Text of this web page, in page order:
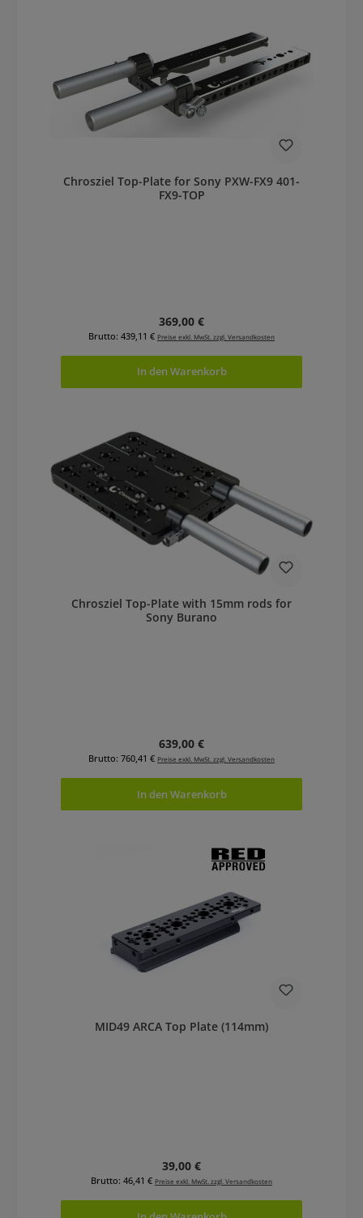
Chrosziel Top-Plate for Sony PXW-FX9 401-
FX9-TOP
Regulärer Preis:
369,00 €
Brutto: 439,11 € Preise exkl. MwSt. zzgl. Versandkosten
In den Warenkorb
Chrosziel Top-Plate with 15mm rods for
Sony Burano
Regulärer Preis:
639,00 €
Brutto: 760,41 € Preise exkl. MwSt. zzgl. Versandkosten
In den Warenkorb
MID49 ARCA Top Plate (114mm)
Regulärer Preis:
39,00 €
Brutto: 46,41 € Preise exkl. MwSt. zzgl. Versandkosten